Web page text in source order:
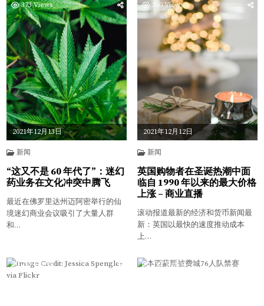
373Views
2021年12月13日
新闻
“这又不是 60 年代了”：迷幻
药业务在文化冲突中腾飞
最近在佛罗里达州迈阿密举行的仙
境迷幻商业会议吸引了大量人群
和…
360Views
2021年12月12日
新闻
英国购物者在圣诞热潮中面
临自 1990 年以来的最大价格
上涨 – 商业直播
滚动报道最新的经济和货币新闻最
新：英国以最快的速度推动成本
上…
215Views 392Views